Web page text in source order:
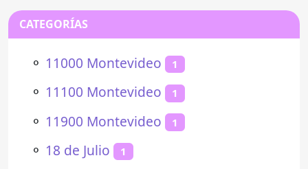
CATEGORÍAS
⚬ 11000 Montevideo 1
⚬ 11100 Montevideo 1
⚬ 11900 Montevideo 1
⚬ 18 de Julio 1